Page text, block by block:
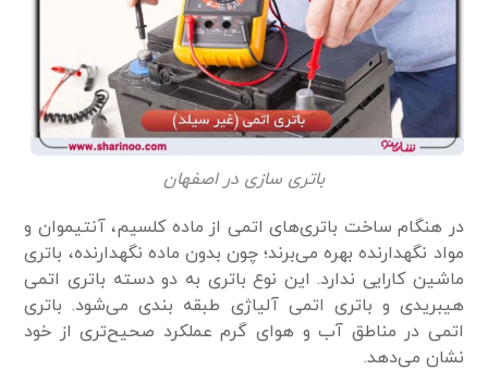
باتری سازی در اصفهان
در هنگام ساخت باتری‌های اتمی از ماده کلسیم، آنتیموان و
مواد نگهدارنده بهره می‌برند؛ چون بدون ماده نگهدارنده، باتری
ماشین کارایی ندارد. این نوع باتری به دو دسته باتری اتمی
هیبریدی و باتری اتمی آلیاژی طبقه بندی می‌شود. باتری
اتمی در مناطق آب و هوای گرم عملکرد صحیح‌تری از خود
نشان می‌دهد.